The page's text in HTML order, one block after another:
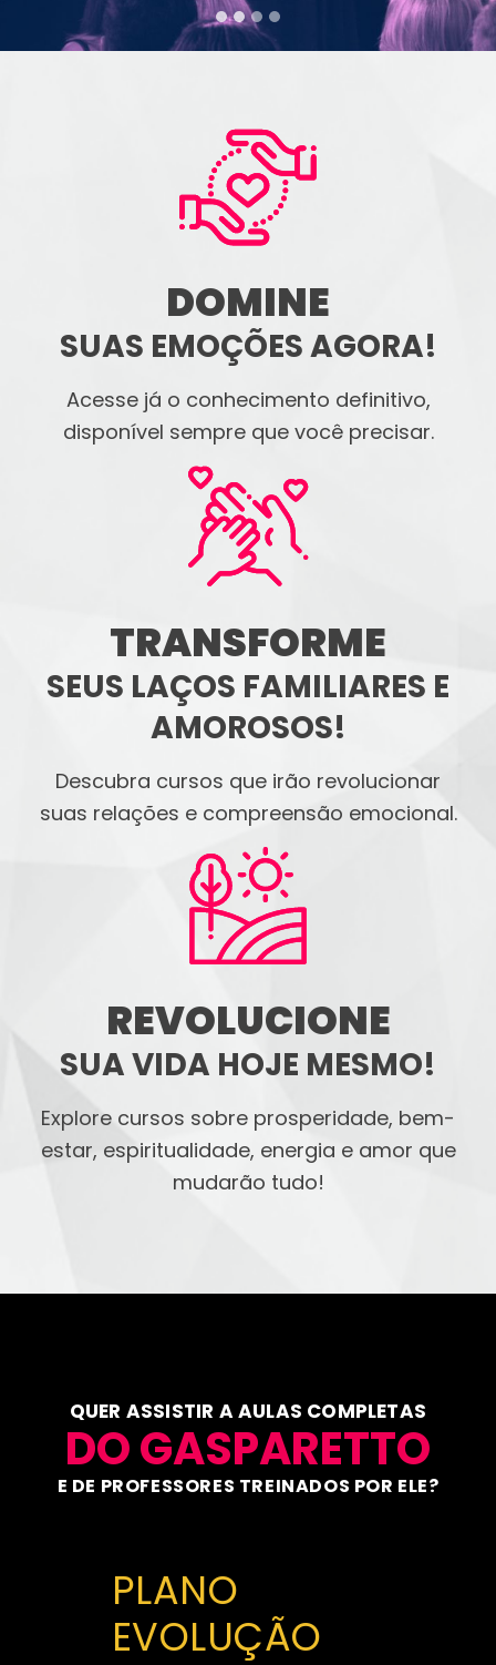
DOMINE
SUAS EMOÇÕES AGORA!
Acesse já o conhecimento definitivo,
disponível sempre que você precisar.
TRANSFORME
SEUS LAÇOS FAMILIARES E
AMOROSOS!
Descubra cursos que irão revolucionar
suas relações e compreensão emocional.
REVOLUCIONE
SUA VIDA HOJE MESMO!
Explore cursos sobre prosperidade, bem-
estar, espiritualidade, energia e amor que
mudarão tudo!
QUER ASSISTIR A AULAS COMPLETAS
DO GASPARETTO
E DE PROFESSORES TREINADOS POR ELE?
PLANO
EVOLUÇÃO